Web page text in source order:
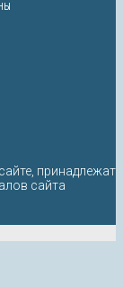
принадлежат
сайта